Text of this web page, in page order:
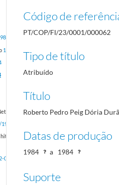
1984
1984/1984
1984/1984
1984/1984
05-12/1982-05-12
Código de
PT/COP/FI/23/0001/000062
Tipo de título
Atribuído
Título
Roberto Pedro Peig Dória
Datas de produção
1984 a 1984
Suporte